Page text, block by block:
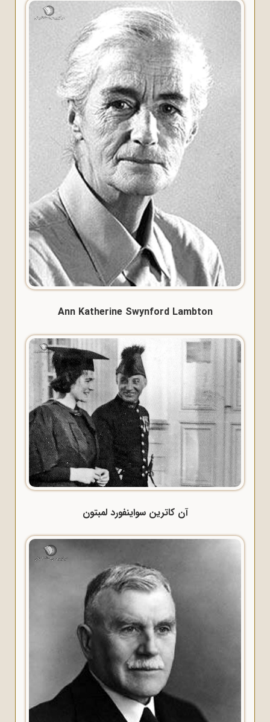
Ann Katherine Swynford Lambton
آن کاترین سواینفورد لمبتون